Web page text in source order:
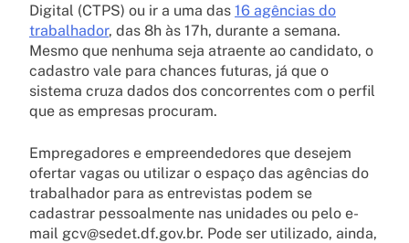
Digital (CTPS) ou ir a uma das 16 agências do
trabalhador, das 8h às 17h, durante a semana.
Mesmo que nenhuma seja atraente ao candidato, o
cadastro vale para chances futuras, já que o
sistema cruza dados dos concorrentes com o perfil
que as empresas procuram.
Empregadores e empreendedores que desejem
ofertar vagas ou utilizar o espaço das agências do
trabalhador para as entrevistas podem se
cadastrar pessoalmente nas unidades ou pelo e-
mail gcv@sedet.df.gov.br. Pode ser utilizado, ainda,